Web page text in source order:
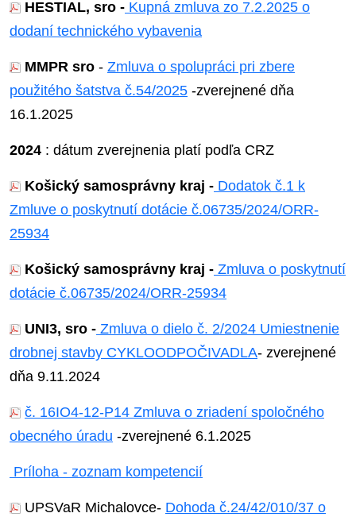
HESTIAL, sro - Kupná zmluva zo 7.2.2025 o
dodaní technického vybavenia
MMPR sro - Zmluva o spolupráci pri zbere
použitého šatstva č.54/2025 -zverejnené dňa
16.1.2025
2024 : dátum zverejnenia platí podľa CRZ
Košický samosprávny kraj - Dodatok č.1 k
Zmluve o poskytnutí dotácie č.06735/2024/ORR-
25934
Košický samosprávny kraj - Zmluva o poskytnutí
dotácie č.06735/2024/ORR-25934
UNI3, sro - Zmluva o dielo č. 2/2024 Umiestnenie
drobnej stavby CYKLOODPOČIVADLA- zverejnené
dňa 9.11.2024
č. 16IO4-12-P14 Zmluva o zriadení spoločného
obecného úradu -zverejnené 6.1.2025
Príloha - zoznam kompetencií
UPSVaR Michalovce- Dohoda č.24/42/010/37 o